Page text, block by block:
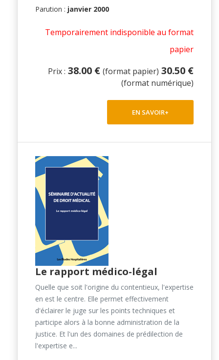
Parution : janvier 2000
Temporairement indisponible au format
papier
Prix : 38.00 € (format papier) 30.50 €
(format numérique)
EN SAVOIR+
Le rapport médico-légal
Quelle que soit l'origine du contentieux, l'expertise
en est le centre. Elle permet effectivement
d'éclairer le juge sur les points techniques et
participe alors à la bonne administration de la
justice. Et l'un des domaines de prédilection de
l'expertise e...